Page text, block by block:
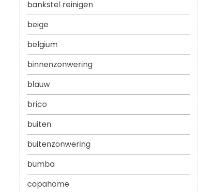
bankstel reinigen
beige
belgium
binnenzonwering
blauw
brico
buiten
buitenzonwering
bumba
copahome